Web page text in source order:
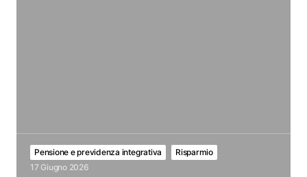
Pensione e previdenza integrativa
Risparmio
17 Giugno 2026